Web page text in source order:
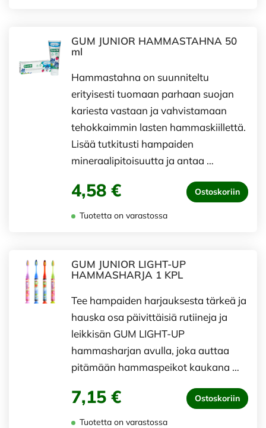
GUM JUNIOR HAMMASTAHNA 50
ml
Hammastahna on suunniteltu
erityisesti tuomaan parhaan suojan
kariesta vastaan ja vahvistamaan
tehokkaimmin lasten hammaskiillettä.
Lisää tutkitusti hampaiden
mineraalipitoisuutta ja antaa …
4,58 € Ostoskoriin
Tuotetta on varastossa
GUM JUNIOR LIGHT-UP
HAMMASHARJA 1 KPL
Tee hampaiden harjauksesta tärkeä ja
hauska osa päivittäisiä rutiineja ja
leikkisän GUM LIGHT-UP
hammasharjan avulla, joka auttaa
pitämään hammaspeikot kaukana …
7,15 € Ostoskoriin
Tuotetta on varastossa